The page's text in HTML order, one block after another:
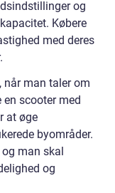
og
Købere
med deres
når man taler om
scooter med
at øge
byområder.
man skal
og